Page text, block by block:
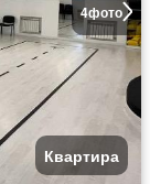
4фото
Квартира